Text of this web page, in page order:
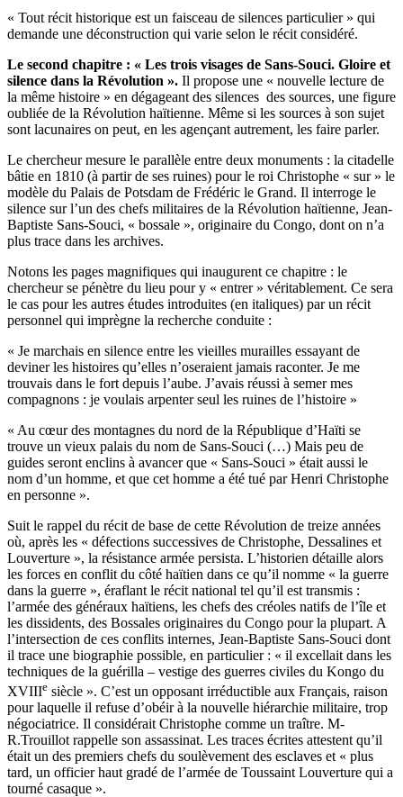
« Tout récit historique est un faisceau de silences particulier » qui
demande une déconstruction qui varie selon le récit considéré.
Le second chapitre : « Les trois visages de Sans-Souci. Gloire et
silence dans la Révolution ». Il propose une « nouvelle lecture de
la même histoire » en dégageant des silences des sources, une figure
oubliée de la Révolution haïtienne. Même si les sources à son sujet
sont lacunaires on peut, en les agençant autrement, les faire parler.
Le chercheur mesure le parallèle entre deux monuments : la citadelle
bâtie en 1810 (à partir de ses ruines) pour le roi Christophe « sur » le
modèle du Palais de Potsdam de Frédéric le Grand. Il interroge le
silence sur l’un des chefs militaires de la Révolution haïtienne, Jean-
Baptiste Sans-Souci, « bossale », originaire du Congo, dont on n’a
plus trace dans les archives.
Notons les pages magnifiques qui inaugurent ce chapitre : le
chercheur se pénètre du lieu pour y « entrer » véritablement. Ce sera
le cas pour les autres études introduites (en italiques) par un récit
personnel qui imprègne la recherche conduite :
« Je marchais en silence entre les vieilles murailles essayant de
deviner les histoires qu’elles n’oseraient jamais raconter. Je me
trouvais dans le fort depuis l’aube. J’avais réussi à semer mes
compagnons : je voulais arpenter seul les ruines de l’histoire »
« Au cœur des montagnes du nord de la République d’Haïti se
trouve un vieux palais du nom de Sans-Souci (…) Mais peu de
guides seront enclins à avancer que « Sans-Souci » était aussi le
nom d’un homme, et que cet homme a été tué par Henri Christophe
en personne ».
Suit le rappel du récit de base de cette Révolution de treize années
où, après les « défections successives de Christophe, Dessalines et
Louverture », la résistance armée persista. L’historien détaille alors
les forces en conflit du côté haïtien dans ce qu’il nomme « la guerre
dans la guerre », éraflant le récit national tel qu’il est transmis :
l’armée des généraux haïtiens, les chefs des créoles natifs de l’île et
les dissidents, des Bossales originaires du Congo pour la plupart. A
l’intersection de ces conflits internes, Jean-Baptiste Sans-Souci dont
il trace une biographie possible, en particulier : « il excellait dans les
techniques de la guérilla – vestige des guerres civiles du Kongo du
XVIIIe siècle ». C’est un opposant irréductible aux Français, raison
pour laquelle il refuse d’obéir à la nouvelle hiérarchie militaire, trop
négociatrice. Il considérait Christophe comme un traître. M-
R.Trouillot rappelle son assassinat. Les traces écrites attestent qu’il
était un des premiers chefs du soulèvement des esclaves et « plus
tard, un officier haut gradé de l’armée de Toussaint Louverture qui a
tourné casaque ».